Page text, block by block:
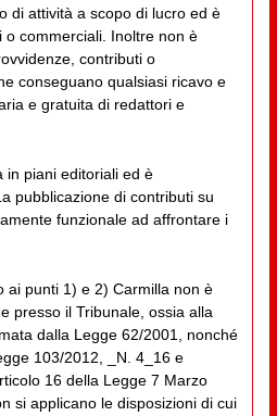
di attività a scopo di lucro ed è
o commerciali. Inoltre non è
contributi o
conseguano qualsiasi ricavo e
e gratuita di redattori e
in piani editoriali ed è
pubblicazione di contributi su
funzionale ad affrontare i
ai punti 1) e 2) Carmilla non è
presso il Tribunale, ossia alla
dalla Legge 62/2001, nonché
103/2012, _N. 4_16 e
16 della Legge 7 Marzo
si applicano le disposizioni di cui